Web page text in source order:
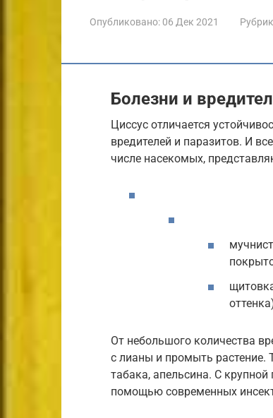
Опубликовано: 06 Дек 2021
Болезни и
Циссус отличается
вредителей и паразитов. И
числе насекомых,
От небольшого количества
с лианы и промыть растение.
табака, апельсина. С
помощью современных